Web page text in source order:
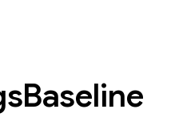
Baseline